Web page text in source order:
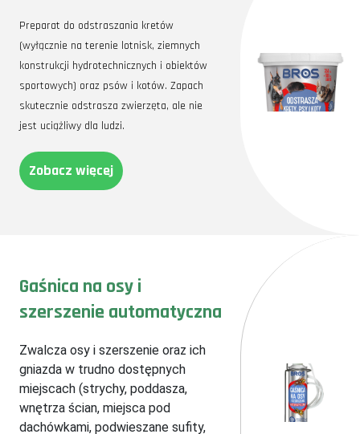
Preparat do odstraszania kretów
(wyłącznie na terenie lotnisk, ziemnych
konstrukcji hydrotechnicznych i obiektów
sportowych) oraz psów i kotów. Zapach
skutecznie odstrasza zwierzęta, ale nie
jest uciążliwy dla ludzi.
Zobacz więcej
Gaśnica na osy i
szerszenie automatyczna
Zwalcza osy i szerszenie oraz ich
gniazda w trudno dostępnych
miejscach (strychy, poddasza,
wnętrza ścian, miejsca pod
dachówkami, podwieszane sufity,